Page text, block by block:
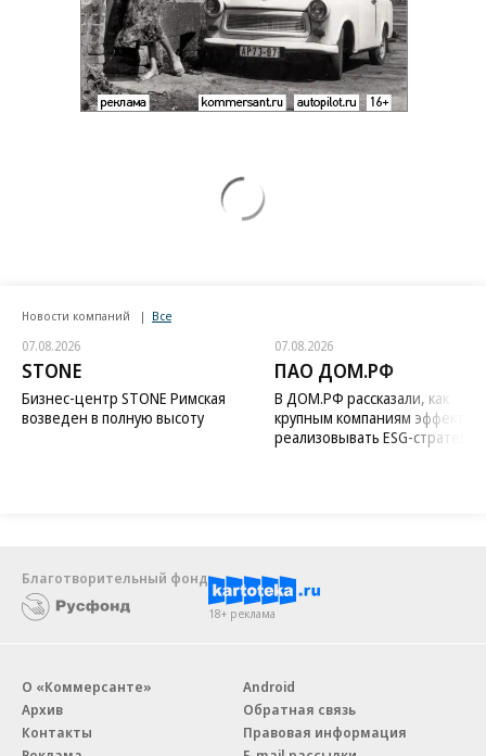
Новости компаний Все
07.08.2026
STONE
Бизнес-центр STONE Римская
возведен в полную высоту
07.08.2026
ПАО ДОМ.РФ
В ДОМ.РФ рассказали, как
крупным компаниям
реализовывать ESG-стратегию
Благотворительный фонд
18+ реклама
О «Коммерсанте»
Архив
Контакты
Android
Обратная связь
Правовая информация